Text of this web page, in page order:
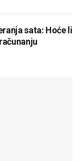
sata: Hoće li